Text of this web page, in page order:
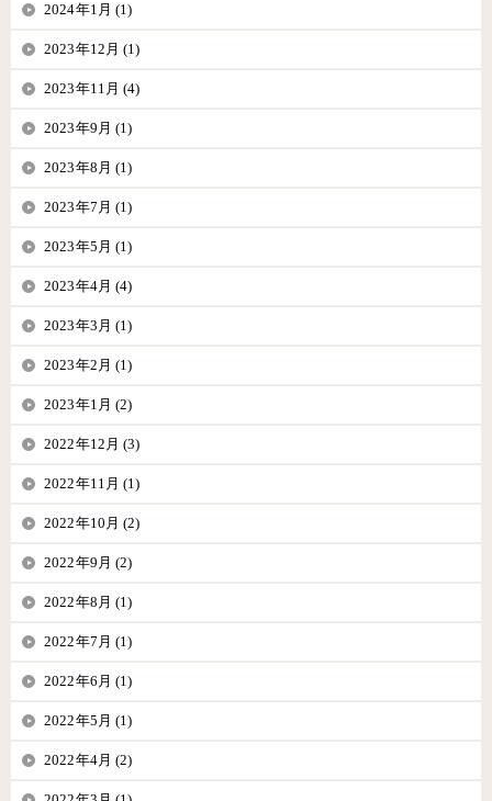
2024年1月 (1)
2023年12月 (1)
2023年11月 (4)
2023年9月 (1)
2023年8月 (1)
2023年7月 (1)
2023年5月 (1)
2023年4月 (4)
2023年3月 (1)
2023年2月 (1)
2023年1月 (2)
2022年12月 (3)
2022年11月 (1)
2022年10月 (2)
2022年9月 (2)
2022年8月 (1)
2022年7月 (1)
2022年6月 (1)
2022年5月 (1)
2022年4月 (2)